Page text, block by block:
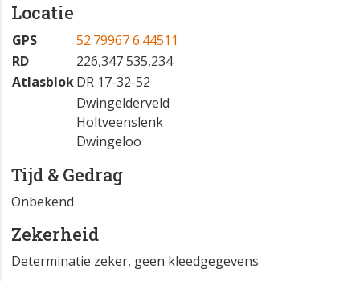
Locatie
GPS
52.79967 6.44511
RD
226,347 535,234
AtlasblokDR 17-32-52
Dwingelderveld
Holtveenslenk
Dwingeloo
Tijd & Gedrag
Onbekend
Zekerheid
Determinatie zeker, geen kleedgegevens